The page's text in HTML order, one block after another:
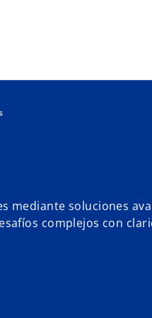
mediante soluciones
complejos con